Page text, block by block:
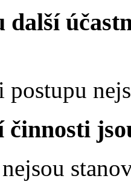
další
postupu
činnosti